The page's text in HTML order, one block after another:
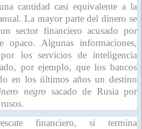
cantidad casi equivalente a la
La mayor parte del dinero se
sector financiero acusado por
opaco. Algunas informaciones,
por los servicios de inteligencia
por ejemplo, que los bancos
en los últimos años un destino
negro sacado de Rusia por
financiero, si termina